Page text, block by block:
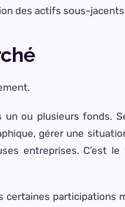
des actifs sous-
ou plusieurs fonds.
gérer une
entreprises. C’est
certaines participations